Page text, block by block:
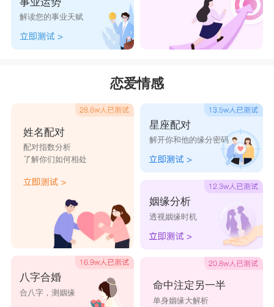
解读您的事业天赋
恋爱情感
姓名配对
配对指数分析
了解你们如何相处
八字合婚
合八字，测姻缘
星座配对
解开你和他的缘分密码
姻缘分析
透视姻缘时机
命中注定另一半
单身姻缘大解析